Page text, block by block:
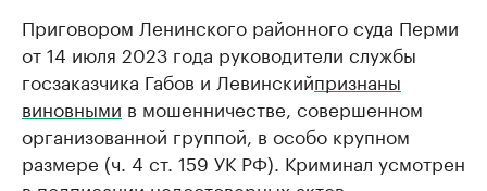
Приговором Ленинского районного суда Перми
от 14 июля 2023 года руководители службы
госзаказчика Габов и Левинскийпризнаны
виновными в мошенничестве, совершенном
организованной группой, в особо крупном
размере (ч. 4 ст. 159 УК РФ). Криминал усмотрен